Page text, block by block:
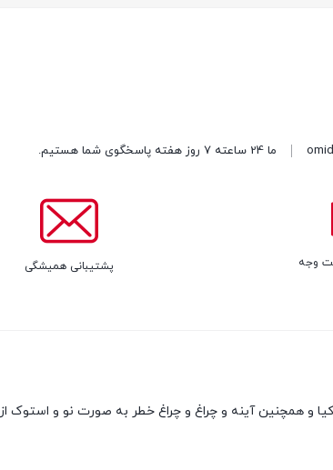
ما 24 ساعته 7 روز هفته پاسخگوی شما هستیم.
پشتیبانی همیشگی